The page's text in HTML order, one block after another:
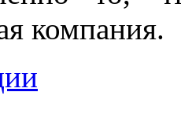
компания.